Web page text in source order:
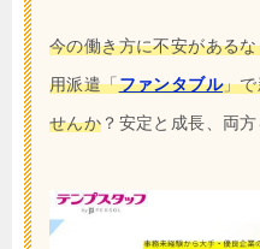
今の働き方に不安がある
用派遣「ファンタブル」
せんか ？安定と成長、両